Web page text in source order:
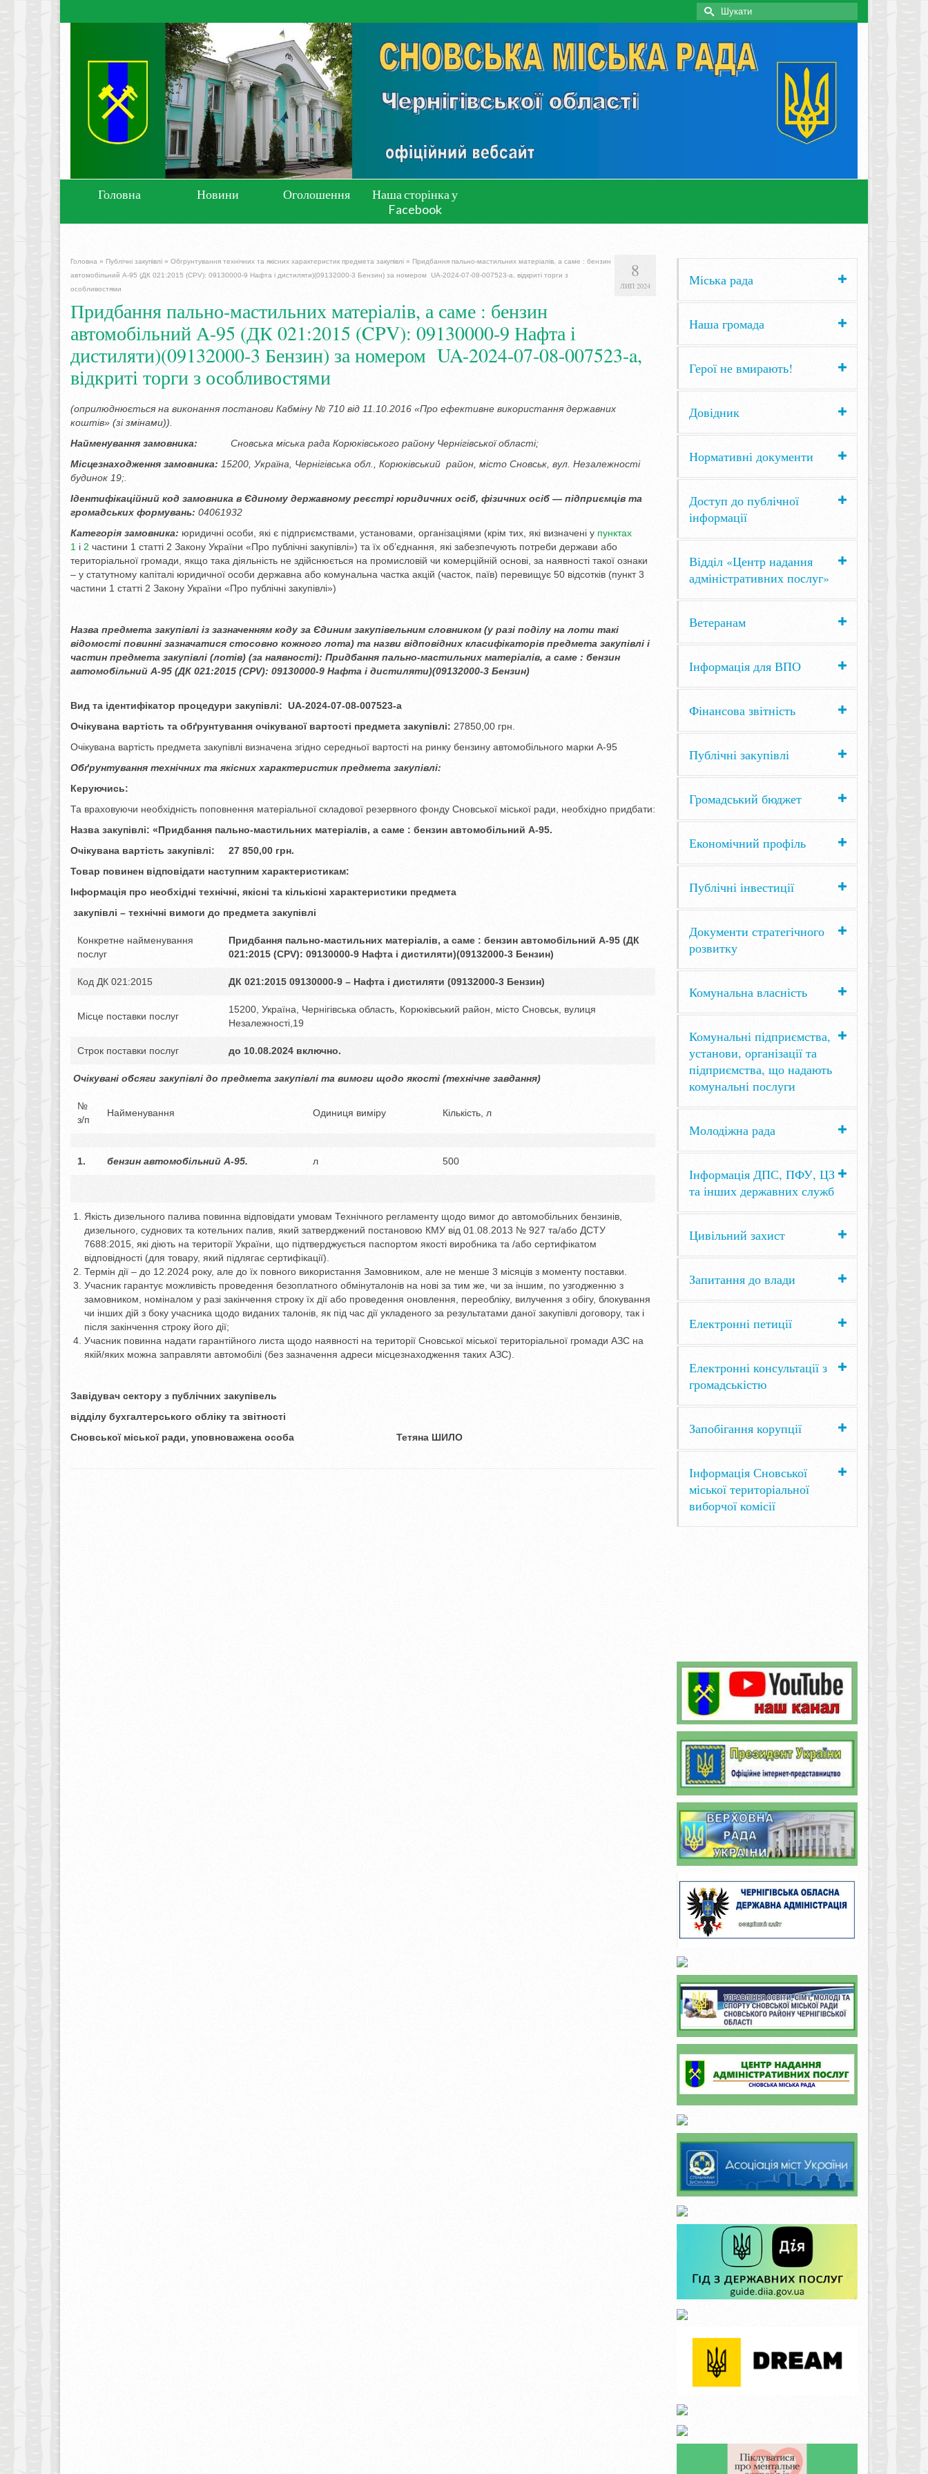
Search
for:
Головна Новини Оголошення
Наша сторінка у
Facebook
8
ЛИП 2024
Головна » Публічні закупівлі » Обгрунтування технічних та якісних характеристик предмета закупівлі » Придбання пально-мастильних матеріалів, а саме : бензин
автомобільний А-95 (ДК 021:2015 (CPV): 09130000-9 Нафта і дистиляти)(09132000-3 Бензин) за номером UA-2024-07-08-007523-a, відкриті торги з
особливостями
Придбання пально-мастильних матеріалів, а саме : бензин
автомобільний А-95 (ДК 021:2015 (CPV): 09130000-9 Нафта і
дистиляти)(09132000-3 Бензин) за номером UA-2024-07-08-007523-a,
відкриті торги з особливостями
(оприлюднюється на виконання постанови Кабміну № 710 від 11.10.2016 «Про ефективне використання державних
коштів» (зі змінами))
Найменування замовника:
Сновська міська рада Корюківського району Чернігівської області;
Місцезнаходження замовника: 15200, Україна, Чернігівська обл., Корюківський район, місто Сновськ, вул. Незалежності
будинок 19;.
Ідентифікаційний код замовника в Єдиному державному реєстрі юридичних осіб, фізичних осіб — підприємців та
громадських формувань: 04061932
Категорія замовника: юридичні особи, які є підприємствами, установами, організаціями (крім тих, які визначені у пунктах
1 і 2 частини 1 статті 2 Закону України «Про публічні закупівлі») та їх об’єднання, які забезпечують потреби держави або
територіальної громади, якщо така діяльність не здійснюється на промисловій чи комерційній основі, за наявності такої ознаки
– у статутному капіталі юридичної особи державна або комунальна частка акцій (часток, паїв) перевищує 50 відсотків (пункт 3
частини 1 статті 2 Закону України «Про публічні закупівлі»)
Назва предмета закупівлі із зазначенням коду за Єдиним закупівельним словником (у разі поділу на лоти такі
відомості повинні зазначатися стосовно кожного лота) та назви відповідних класифікаторів предмета закупівлі і
частин предмета закупівлі (лотів) (за наявності): Придбання пально-мастильних матеріалів, а саме : бензин
автомобільний А-95 (ДК 021:2015 (CPV): 09130000-9 Нафта і дистиляти)(09132000-3 Бензин)
Вид та ідентифікатор процедури закупівлі: UA-2024-07-08-007523-a
Очікувана вартість та обґрунтування очікуваної вартості предмета закупівлі: 27850,00 грн.
Очікувана вартість предмета закупівлі визначена згідно середньої вартості на ринку бензину автомобільного марки А-95
Обґрунтування технічних та якісних характеристик предмета закупівлі:
Керуючись:
Та враховуючи необхідність поповнення матеріальної складової резервного фонду Сновської міської ради, необхідно придбати:
Назва закупівлі: «Придбання пально-мастильних матеріалів, а саме : бензин автомобільний А-95.
Очікувана вартість закупівлі:
27 850,00 грн.
Товар повинен відповідати наступним характеристикам:
Інформація про необхідні технічні, якісні та кількісні характеристики предмета
закупівлі – технічні вимоги до предмета закупівлі
Конкретне найменування
послуг
Придбання пально-мастильних матеріалів, а саме : бензин автомобільний А-95 (ДК
021:2015 (CPV): 09130000-9 Нафта і дистиляти)(09132000-3 Бензин)
Код ДК 021:2015 ДК 021:2015 09130000-9 – Нафта і дистиляти (09132000-3 Бензин)
Місце поставки послуг
15200, Україна, Чернігівська область, Корюківський район, місто Сновськ, вулиця
Незалежності,19
Строк поставки послуг до 10.08.2024 включно.
Очікувані обсяги закупівлі до предмета закупівлі та вимоги щодо якості (технічне завдання)
№
з/п
Найменування Одиниця виміру Кількість, л
1. бензин автомобільний А-95. л 500
Якість дизельного палива повинна відповідати умовам Технічного регламенту щодо вимог до автомобільних бензинів,
дизельного, суднових та котельних палив, який затверджений постановою КМУ від 01.08.2013 № 927 та/або ДСТУ
7688:2015, які діють на території України, що підтверджується паспортом якості виробника та /або сертифікатом
відповідності (для товару, який підлягає сертифікації).
Термін дії – до 12.2024 року, але до їх повного використання Замовником, але не менше 3 місяців з моменту поставки.
Учасник гарантує можливість проведення безоплатного обмінуталонів на нові за тим же, чи за іншим, по узгодженню з
замовником, номіналом у разі закінчення строку їх дії або проведення оновлення, переобліку, вилучення з обігу, блокування
чи інших дій з боку учасника щодо виданих талонів, як під час дії укладеного за результатами даної закупівлі договору, так і
після закінчення строку його дії;
Учасник повинна надати гарантійного листа щодо наявності на території Сновської міської територіальної громади АЗС на
якій/яких можна заправляти автомобілі (без зазначення адреси місцезнаходження таких АЗС).
Завідувач сектору з публічних закупівель
відділу бухгалтерського обліку та звітності
Сновської міської ради, уповноважена особа Тетяна ШИЛО
Міська рада
Наша громада
Герої не вмирають!
Довідник
Нормативні документи
Доступ до публічної
інформації
Відділ «Центр надання
адміністративних послуг»
Ветеранам
Інформація для ВПО
Фінансова звітність
Публічні закупівлі
Громадський бюджет
Економічний профіль
Публічні інвестиції
Документи стратегічного
розвитку
Комунальна власність
Комунальні підприємства,
установи, організації та
підприємства, що надають
комунальні послуги
Молодіжна рада
Інформація ДПС, ПФУ, ЦЗ
та інших державних служб
Цивільний захист
Запитання до влади
Електронні петиції
Електронні консультації з
громадськістю
Запобігання корупції
Інформація Сновської
міської територіальної
виборчої комісії